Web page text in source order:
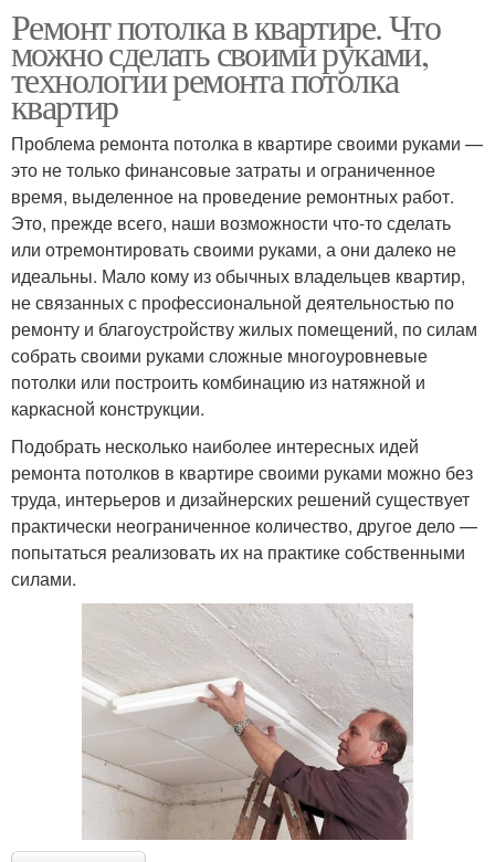
Ремонт потолка в квартире. Что
можно сделать своими руками,
технологии ремонта потолка
квартир
Проблема ремонта потолка в квартире своими руками —
это не только финансовые затраты и ограниченное
время, выделенное на проведение ремонтных работ.
Это, прежде всего, наши возможности что-то сделать
или отремонтировать своими руками, а они далеко не
идеальны. Мало кому из обычных владельцев квартир,
не связанных с профессиональной деятельностью по
ремонту и благоустройству жилых помещений, по силам
собрать своими руками сложные многоуровневые
потолки или построить комбинацию из натяжной и
каркасной конструкции.
Подобрать несколько наиболее интересных идей
ремонта потолков в квартире своими руками можно без
труда, интерьеров и дизайнерских решений существует
практически неограниченное количество, другое дело —
попытаться реализовать их на практике собственными
силами.